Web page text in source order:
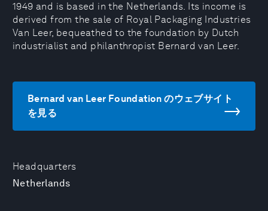
Headquarters
Netherlands
1949 and is based in the Netherlands. Its income is
derived from the sale of Royal Packaging Industries
Van Leer, bequeathed to the foundation by Dutch
industrialist and philanthropist Bernard van Leer.
Bernard van Leer Foundation のウェブサイト
を見る